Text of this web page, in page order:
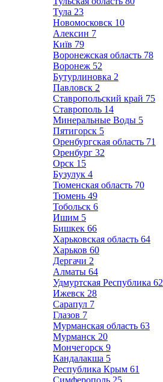
Тула 23
Новомосковск 10
Алексин 7
Київ 79
Воронежская область 78
Воронеж 52
Бутурлиновка 2
Павловск 2
Ставропольский край 75
Ставрополь 14
Минеральные Воды 5
Пятигорск 5
Оренбургская область 71
Оренбург 32
Орск 15
Бузулук 4
Тюменская область 70
Тюмень 49
Тобольск 6
Ишим 5
Бишкек 66
Харьковская область 64
Харьков 60
Дергачи 2
Алматы 64
Удмуртская Республика 62
Ижевск 28
Сарапул 7
Глазов 7
Мурманская область 63
Мурманск 20
Мончегорск 9
Кандалакша 5
Республика Крым 61
Симферополь 25